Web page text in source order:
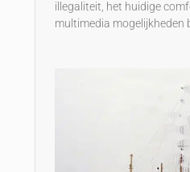
illegaliteit, het huidige
multimedia mogelijkheden